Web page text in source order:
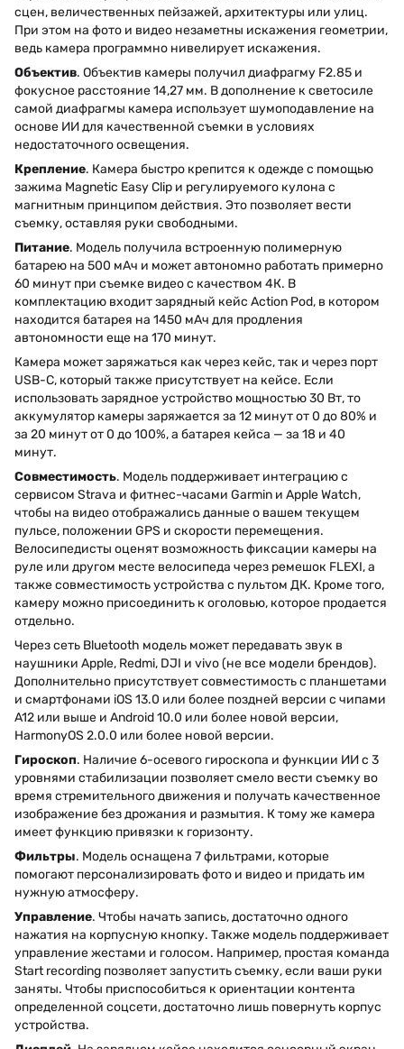
сцен, величественных пейзажей, архитектуры или улиц.
При этом на фото и видео незаметны искажения геометрии,
ведь камера программно нивелирует искажения.
Объектив. Объектив камеры получил диафрагму F2.85 и
фокусное расстояние 14,27 мм. В дополнение к светосиле
самой диафрагмы камера использует шумоподавление на
основе ИИ для качественной съемки в условиях
недостаточного освещения.
Крепление. Камера быстро крепится к одежде с помощью
зажима Magnetic Easy Clip и регулируемого кулона с
магнитным принципом действия. Это позволяет вести
съемку, оставляя руки свободными.
Питание. Модель получила встроенную полимерную
батарею на 500 мАч и может автономно работать примерно
60 минут при съемке видео с качеством 4К. В
комплектацию входит зарядный кейс Action Pod, в котором
находится батарея на 1450 мАч для продления
автономности еще на 170 минут.
Камера может заряжаться как через кейс, так и через порт
USB-C, который также присутствует на кейсе. Если
использовать зарядное устройство мощностью 30 Вт, то
аккумулятор камеры заряжается за 12 минут от 0 до 80% и
за 20 минут от 0 до 100%, а батарея кейса — за 18 и 40
минут.
Совместимость. Модель поддерживает интеграцию с
сервисом Strava и фитнес-часами Garmin и Apple Watch,
чтобы на видео отображались данные о вашем текущем
пульсе, положении GPS и скорости перемещения.
Велосипедисты оценят возможность фиксации камеры на
руле или другом месте велосипеда через ремешок FLEXI, а
также совместимость устройства с пультом ДК. Кроме того,
камеру можно присоединить к оголовью, которое продается
отдельно.
Через сеть Bluetooth модель может передавать звук в
наушники Apple, Redmi, DJI и vivo (не все модели брендов).
Дополнительно присутствует совместимость с планшетами
и смартфонами iOS 13.0 или более поздней версии с чипами
A12 или выше и Android 10.0 или более новой версии,
HarmonyOS 2.0.0 или более новой версии.
Гироскоп. Наличие 6-осевого гироскопа и функции ИИ с 3
уровнями стабилизации позволяет смело вести съемку во
время стремительного движения и получать качественное
изображение без дрожания и размытия. К тому же камера
имеет функцию привязки к горизонту.
Фильтры. Модель оснащена 7 фильтрами, которые
помогают персонализировать фото и видео и придать им
нужную атмосферу.
Управление. Чтобы начать запись, достаточно одного
нажатия на корпусную кнопку. Также модель поддерживает
управление жестами и голосом. Например, простая команда
Start recording позволяет запустить съемку, если ваши руки
заняты. Чтобы приспособиться к ориентации контента
определенной соцсети, достаточно лишь повернуть корпус
устройства.